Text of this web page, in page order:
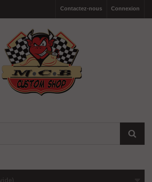
Connexion
Contactez-nous
(vide)